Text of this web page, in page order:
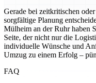
Gerade bei zeitkritischen
sorgfältige Planung
Mülheim an der Ruhr haben
Seite, der nicht nur die
individuelle Wünsche und
Umzug zu einem Erfolg –
FAQ